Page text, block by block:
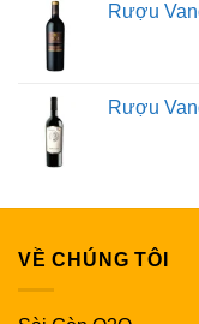
Rượu
Rượu
VỀ CHÚNG TÔI